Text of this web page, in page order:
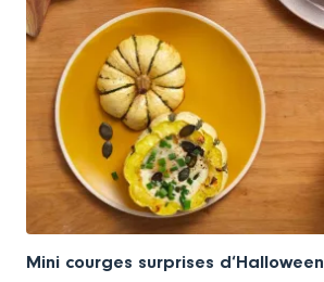
Mini courges surprises d‘Halloween